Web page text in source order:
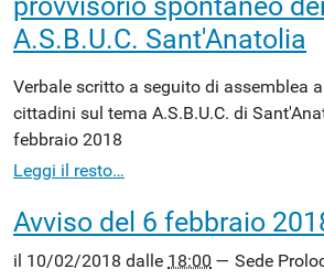
A.S.B.U.C. Sant'Anatolia
Verbale scritto a seguito di assemblea
cittadini sul tema A.S.B.U.C. di
febbraio 2018
Leggi il resto…
Avviso del 6 febbraio
il 10/02/2018 dalle 18:00 — Sede